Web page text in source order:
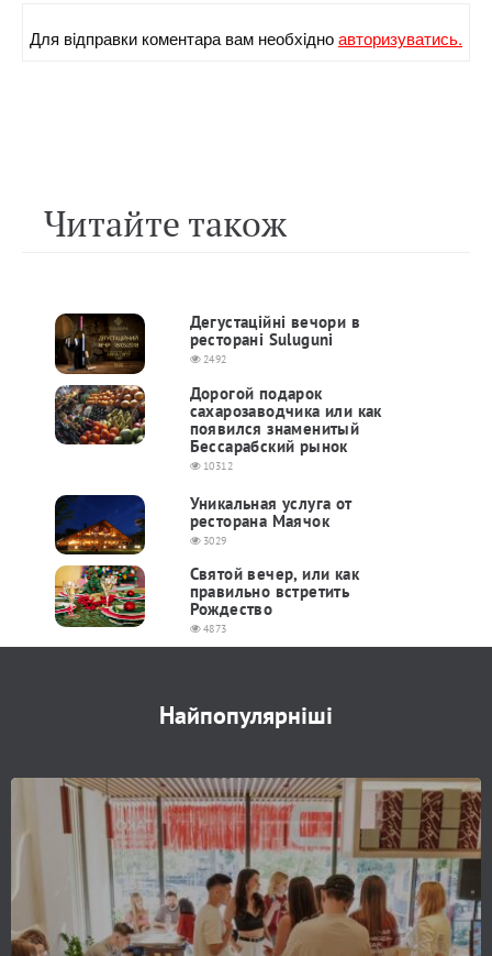
Для вiдправки коментара вам необхiдноавторизуватись.
Читайте також
Дегустаційні вечори в
ресторані Suluguni
2492
Дорогой подарок
сахарозаводчика или как
появился знаменитый
Бессарабский рынок
10312
Уникальная услуга от
ресторана Маячок
3029
Святой вечер, или как
правильно встретить
Рождество
4873
Найпопулярніші